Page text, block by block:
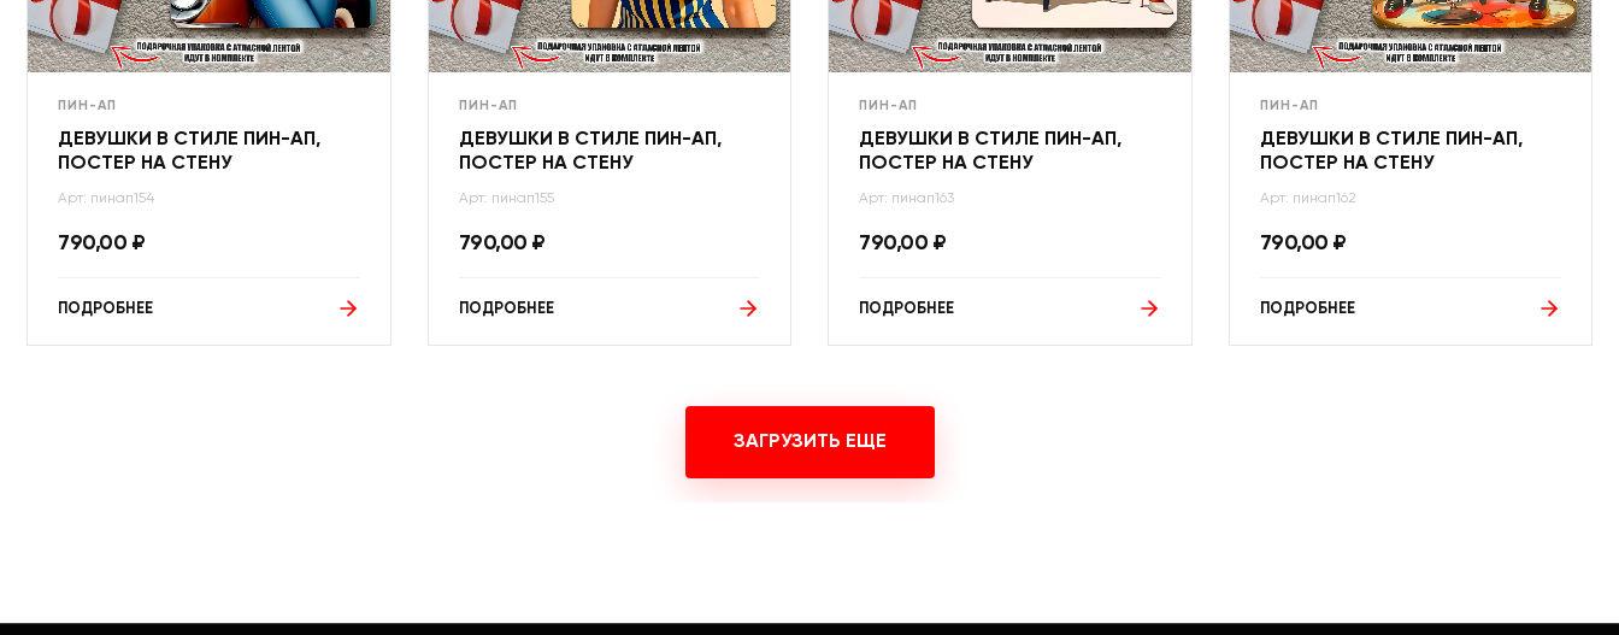
ПИН-АП
ДЕВУШКИ В СТИЛЕ ПИН-АП,
ПОСТЕР НА СТЕНУ
Арт: пинап154
790,00 ₽
ПОДРОБНЕЕ
ПИН-АП
ДЕВУШКИ В СТИЛЕ ПИН-АП,
ПОСТЕР НА СТЕНУ
Арт: пинап155
790,00 ₽
ПОДРОБНЕЕ
ПИН-АП
ДЕВУШКИ В СТИЛЕ ПИН-АП,
ПОСТЕР НА СТЕНУ
Арт: пинап163
790,00 ₽
ПОДРОБНЕЕ
ПИН-АП
ДЕВУШКИ В СТИЛЕ ПИН-АП,
ПОСТЕР НА СТЕНУ
Арт: пинап162
790,00 ₽
ПОДРОБНЕЕ
ЗАГРУЗИТЬ ЕЩЕ